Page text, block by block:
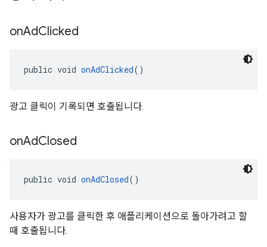
onAdClicked
public void onAdClicked()
광고 클릭이 기록되면 호출됩니다.
onAdClosed
public void onAdClosed()
사용자가 광고를 클릭한 후 애플리케이션으로 돌아가려고 할
때 호출됩니다.